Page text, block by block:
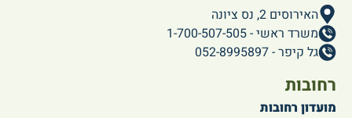
האירוסים 2, נס ציונה
משרד ראשי - 1-700-507-505
גל קיפר - 052-8995897
רחובות
מועדון רחובות